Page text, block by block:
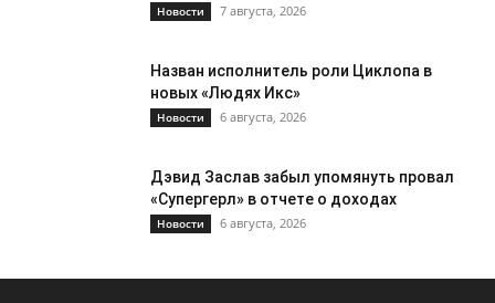
Новости 7 августа, 2026
Назван исполнитель роли Циклопа в
новых «Людях Икс»
Новости 6 августа, 2026
Дэвид Заслав забыл упомянуть провал
«Супергерл» в отчете о доходах
Новости 6 августа, 2026